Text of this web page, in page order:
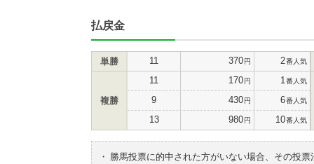
払戻金
単勝 11 370円 2番人気
複勝
11 170円 1 番人気
9 430円 6番人気
13 980円 10番人気
・
勝馬投票に的中された方がいない場合、その投